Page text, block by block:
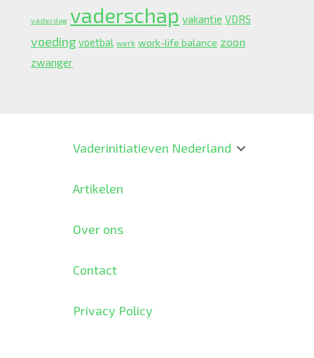
vaderdag vaderschap vakantie VDRS
voeding voetbal werk work-life balance zoon
zwanger
Vaderinitiatieven Nederland
Artikelen
Over ons
Contact
Privacy Policy